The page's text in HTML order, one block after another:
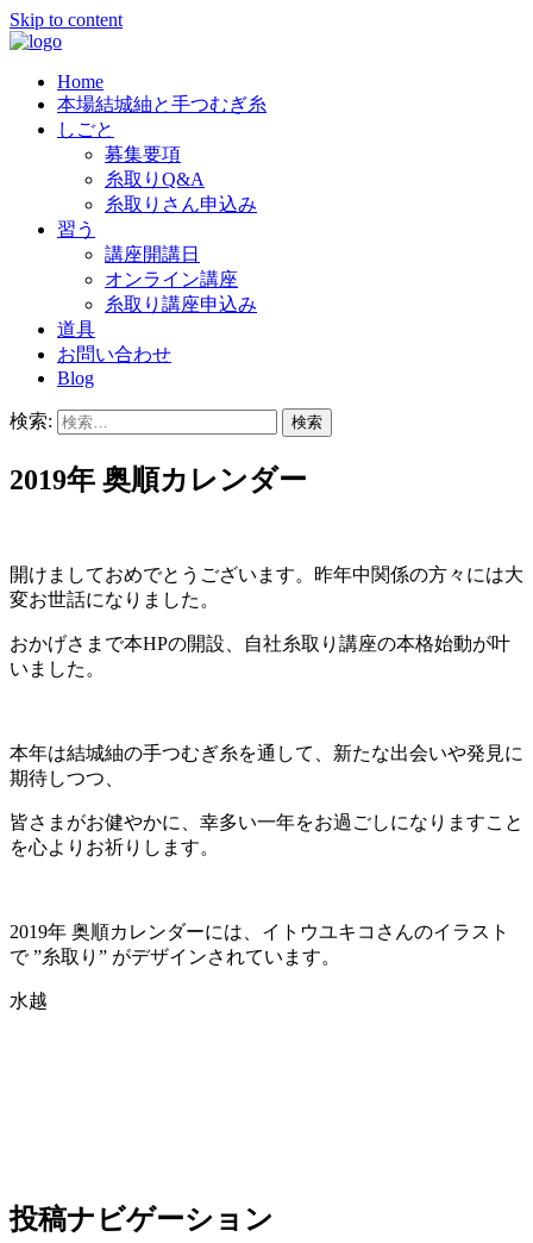
Skip to content
奥順株式会社
結城紬の老舗「奥順」では、良質の糸を
つむいでくださる糸取りさんを、随時
募集しています。
Home
本場結城紬と手つむぎ糸
しごと
募集要項
糸取りQ&A
糸取りさん申込み
習う
講座開講日
オンライン講座
糸取り講座申込み
道具
お問い合わせ
Blog
検索:
2019年 奥順カレンダー
開けましておめでとうございます。昨年中関係の方々には大
変お世話になりました。
おかげさまで本HPの開設、自社糸取り講座の本格始動が叶
いました。
本年は結城紬の手つむぎ糸を通して、新たな出会いや発見に
期待しつつ、
皆さまがお健やかに、幸多い一年をお過ごしになりますこと
を心よりお祈りします。
2019年 奥順カレンダーには、イトウユキコさんのイラスト
で ”糸取り” がデザインされています。
水越
投稿ナビゲーション